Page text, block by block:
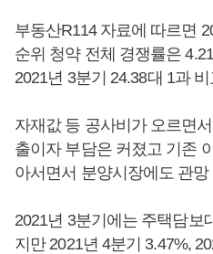
부동산R114 자료에 따르면
순위 청약 전체 경쟁률은
2021년 3분기 24.38대 1과
자재값 등 공사비가 오르면
출이자 부담은 커졌고 기존
아서면서 분양시장에도 관
2021년 3분기에는 주택담보
지만 2021년 4분기 3.47%,